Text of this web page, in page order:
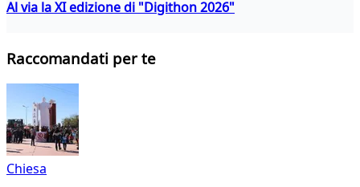
Al via la XI edizione di "Digithon 2026"
Raccomandati per te
Chiesa